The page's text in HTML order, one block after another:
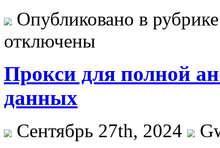
Опубликовано в
отключены
Прокси для полной
данных
Сентябрь 27th, 2024